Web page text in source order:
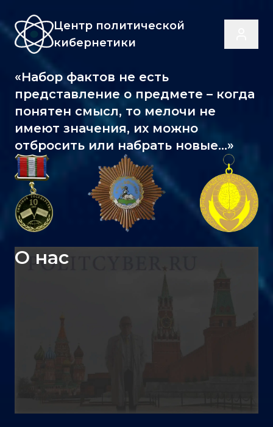
Центр политической
кибернетики
«Набор фактов не есть
представление о предмете – когда
понятен смысл, то мелочи не
имеют значения, их можно
отбросить или набрать новые...»
О нас